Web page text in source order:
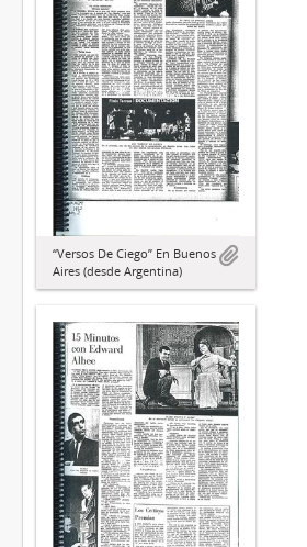
“Versos De Ciego” En Buenos
Aires (desde Argentina)